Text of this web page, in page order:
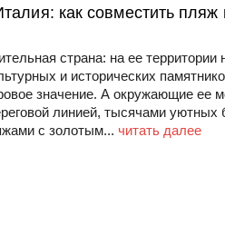
как совместить пляж
страна: на ее территории
и исторических
значение. А окружающие ее
линией, тысячами уютных
с золотым... читать далее